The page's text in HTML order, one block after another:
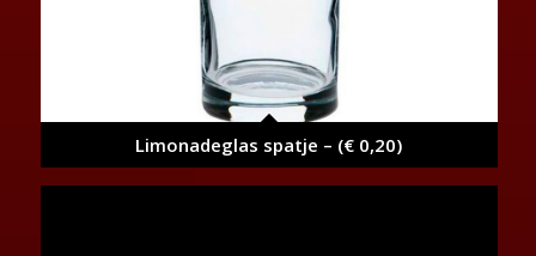
Limonadeglas spatje – (€ 0,20)